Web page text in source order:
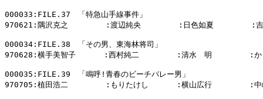
000033:FILE.37　「特急山手線事件」
970621:隅沢克之        :渡辺純央        :日色如夏        :吉
000034:FILE.38　「その男、東海林将司」
970628:横手美智子      :西村純二        :清水　明        :かど
000035:FILE.39　「鳴呼!青春のビーチバレー男」
970705:植田浩二        :もりたけし      :横山広行        :中